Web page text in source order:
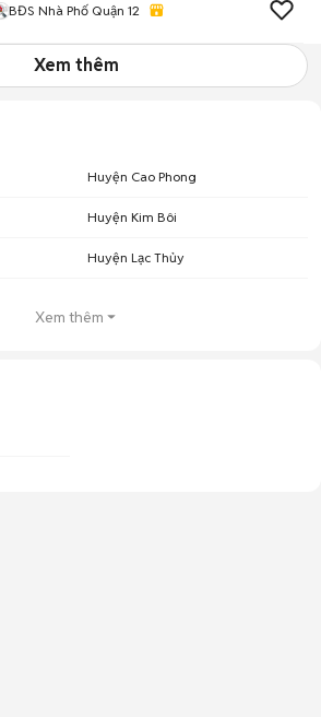
BĐS Nhà Phố Quận 12
Xem thêm
Huyện Cao Phong
Huyện Kim Bôi
Huyện Lạc Thủy
Xem thêm